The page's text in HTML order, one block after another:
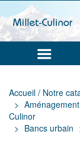
Accueil / Notre
Culinor
Bancs urbain